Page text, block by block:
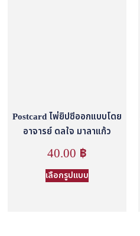
Postcard ไพ่ยิปซีออกแบบโดย
อาจารย์ ดลใจ มาลาแก้ว
40.00 ฿
เลือกรูปแบบ